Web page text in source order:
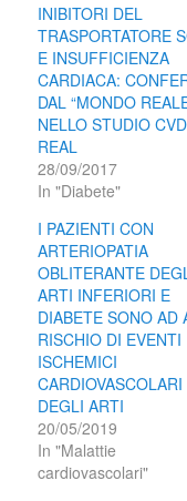
INIBITORI DEL
TRASPORTATORE
E INSUFFICIENZA
CARDIACA:
DAL “MONDO
NELLO STUDIO
REAL
28/09/2017
In "Diabete"
I PAZIENTI CON
ARTERIOPATIA
OBLITERANTE
ARTI INFERIORI E
DIABETE SONO AD
RISCHIO DI EVENTI
ISCHEMICI
CARDIOVASCOLARI
DEGLI ARTI
20/05/2019
In "Malattie
cardiovascolari"